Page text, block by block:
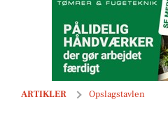
ARTIKLER Opslagstavlen
Skyttehusets Outdoor Camp